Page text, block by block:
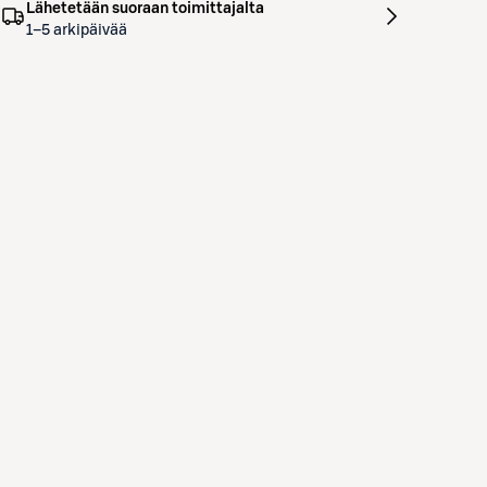
Lähetetään suoraan toimittajalta
1–5 arkipäivää